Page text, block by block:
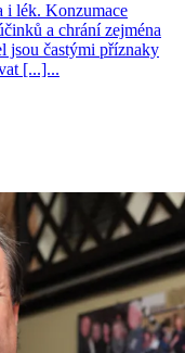
i lék. Konzumace
a chrání zejména
jsou častými příznaky
[...]...